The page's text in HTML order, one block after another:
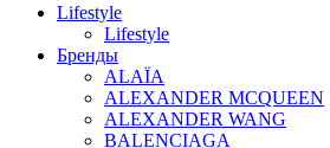
Lifestyle
Lifestyle
Бренды
ALAÏA
ALEXANDER MCQUEEN
ALEXANDER WANG
BALENCIAGA